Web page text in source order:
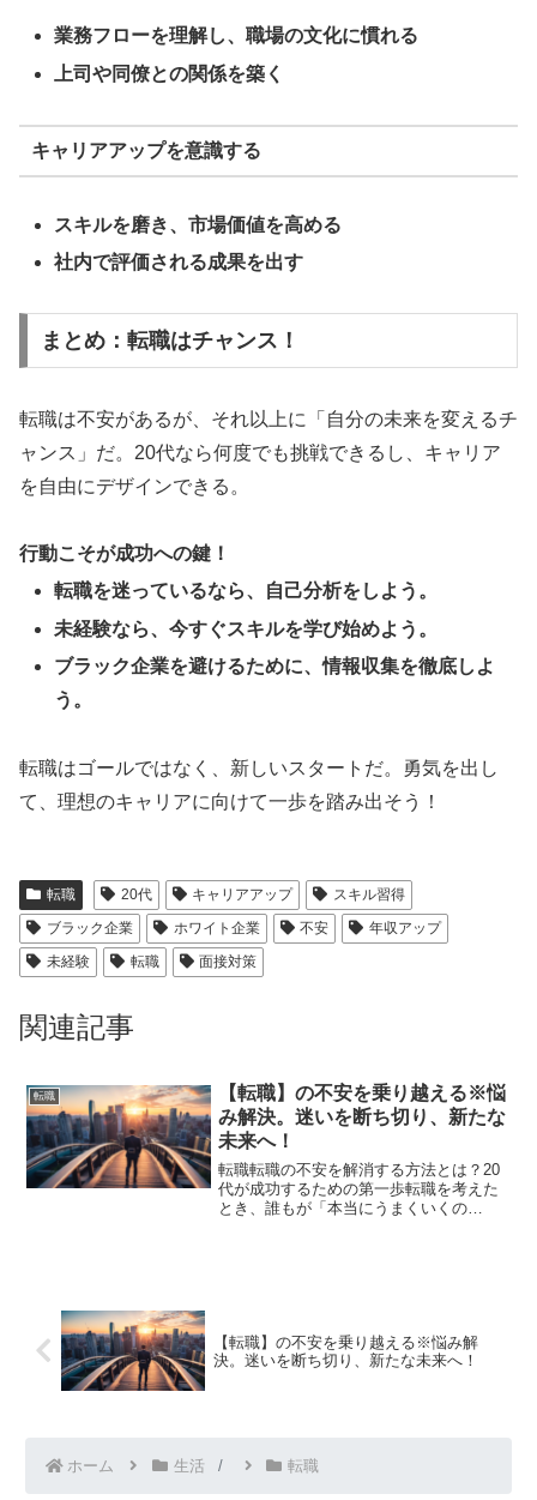
業務フローを理解し、職場の文化に慣れる
上司や同僚との関係を築く
キャリアアップを意識する
スキルを磨き、市場価値を高める
社内で評価される成果を出す
まとめ：転職はチャンス！
転職は不安があるが、それ以上に「自分の未来を変えるチ
ャンス」だ。20代なら何度でも挑戦できるし、キャリア
を自由にデザインできる。
行動こそが成功への鍵！
転職を迷っているなら、自己分析をしよう。
未経験なら、今すぐスキルを学び始めよう。
ブラック企業を避けるために、情報収集を徹底しよ
う。
転職はゴールではなく、新しいスタートだ。勇気を出し
て、理想のキャリアに向けて一歩を踏み出そう！
転職 20代 キャリアアップ
スキル習得
ブラック企業
ホワイト企業 不安
年収アップ
未経験
転職 面接対策
関連記事
転職
【転職】の不安を乗り越える※悩
み解決。迷いを断ち切り、新たな
未来へ！
転職転職の不安を解消する方法とは？20
代が成功するための第一歩転職を考えた
とき、誰もが「本当にうまくいくの
【転職】の不安を乗り越える※悩み解
決。迷いを断ち切り、新たな未来へ！
ホーム 生活 転職